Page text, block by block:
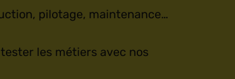
pilotage, maintenance…
les métiers avec nos